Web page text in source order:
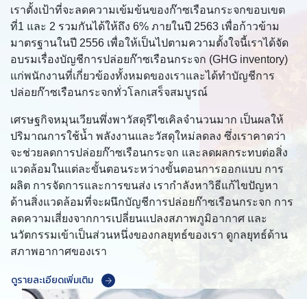
เราตั้งเป้าที่จะลดความเข้มข้นของก๊าซเรือนกระจกขอบเขต
ที่1 และ 2 รวมกันได้ให้ถึง 6% ภายในปี 2563 เพื่อก้าวข้าม
มาตรฐานในปี 2556 เพื่อให้เป็นไปตามความตั้งใจนี้เราได้จัด
อบรมเรื่องบัญชีการปล่อยก๊าซเรือนกระจก (GHG inventory)
แก่พนักงานที่เกี่ยวข้องทั้งหมดของเราและได้ทำบัญชีการ
ปล่อยก๊าซเรือนกระจกทั่วโลกเสร็จสมบูรณ์
เศรษฐกิจหมุนเวียนพึ่งพาวัสดุรีไซเคิลจำนวนมาก เป็นผลให้
ปริมาณการใช้น้ำ พลังงานและวัสดุใหม่ลดลง ซึ่งเราคาดว่า
จะช่วยลดการปล่อยก๊าซเรือนกระจก และลดผลกระทบต่อสิ่ง
แวดล้อมในแต่ละขั้นตอนระหว่างขั้นตอนการออกแบบ การ
ผลิต การจัดการและการขนส่ง เรากำลังหาวิธีแก้ไขปัญหา
ด้านสิ่งแวดล้อมที่จะผนึกบัญชีการปล่อยก๊าซเรือนกระจก การ
ลดความเสี่ยงจากการเปลี่ยนแปลงสภาพภูมิอากาศ และ
นวัตกรรมเข้าเป็นส่วนหนึ่งของกลยุทธ์ของเรา ดูกลยุทธ์ด้าน
สภาพอากาศของเรา
ดูรายละเอียดเพิ่มเติม